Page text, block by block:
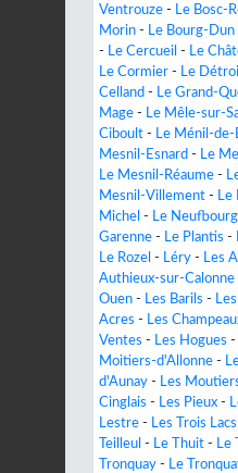
Ventrouze - Le Bosc-
Morin - Le Bourg-Dun
- Le Cercueil - Le
Le Cormier - Le
Celland - Le Grand-
Mage - Le Mêle-sur-
Ciboult - Le Ménil-de-
Mesnil-Esnard - Le
Le Mesnil-Réaume -
Mesnil-Villement -
Michel - Le Neufbourg
Garenne - Le Plantis -
Le Rozel - Léry - Les
Authieux-sur-Calonne
Ouen - Les Barils -
Acres - Les
Ventes - Les Hogues -
Moitiers-d'Allonne -
d'Aunay - Les
Cinglais - Les Pieux -
Lestre - Les Trois Lacs
Teilleul - Le Thuit - Le
Tronquay - Le